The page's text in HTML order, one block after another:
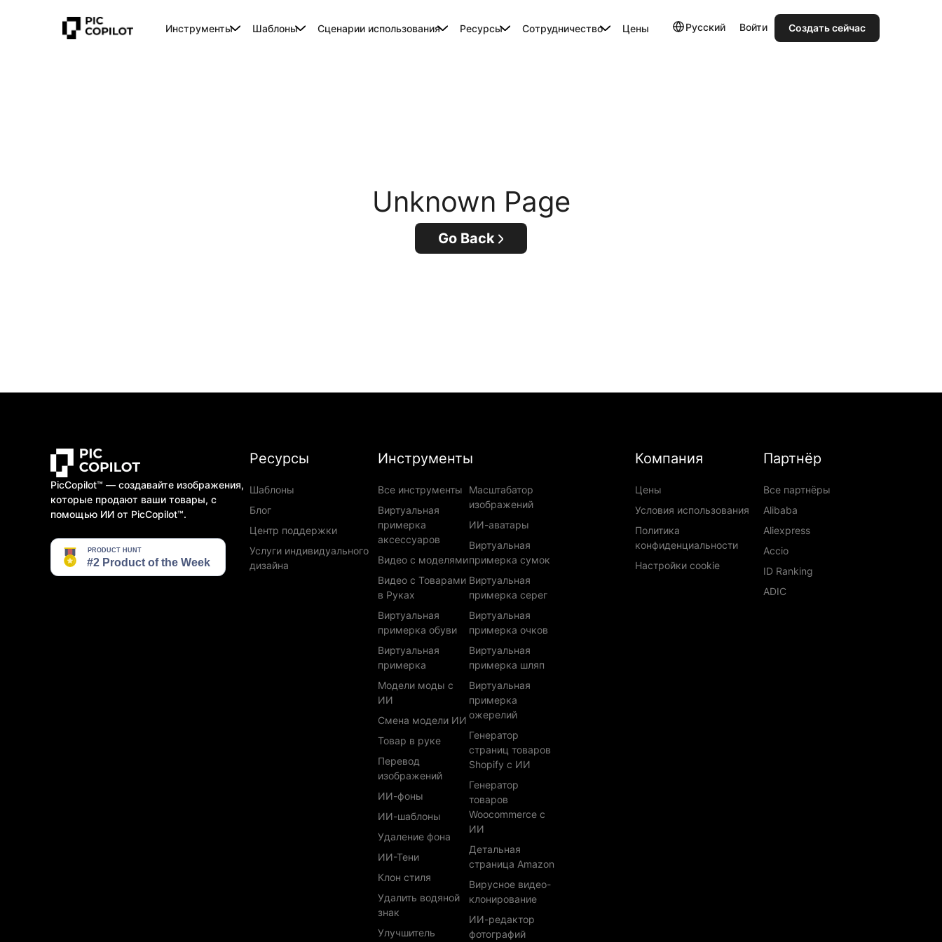
Инструменты Шаблоны Сценарии использования Ресурсы Сотрудничество Цены Русский Войти Создать сейчас
Unknown Page
Go Back
PicCopilot™️ — создавайте изображения,
которые продают ваши товары, с
помощью ИИ от PicCopilot™️.
Ресурсы
Шаблоны
Блог
Центр поддержки
Услуги индивидуального
дизайна
Инструменты
Все инструменты
Виртуальная
примерка
аксессуаров
Видео с моделями
Видео с Товарами
в Руках
Виртуальная
примерка обуви
Виртуальная
примерка
Модели моды с
ИИ
Смена модели ИИ
Товар в руке
Перевод
изображений
ИИ-фоны
ИИ-шаблоны
Удаление фона
ИИ-Тени
Клон стиля
Удалить водяной
знак
Улучшитель
Масштабатор
изображений
ИИ-аватары
Виртуальная
примерка сумок
Виртуальная
примерка серег
Виртуальная
примерка очков
Виртуальная
примерка шляп
Виртуальная
примерка
ожерелий
Генератор
страниц товаров
Shopify с ИИ
Генератор
товаров
Woocommerce с
ИИ
Детальная
страница Amazon
Вирусное видео-
клонирование
ИИ-редактор
фотографий
Компания
Цены
Условия использования
Политика
конфиденциальности
Настройки cookie
Партнёр
Все партнёры
Alibaba
Aliexpress
Accio
ID Ranking
ADIC